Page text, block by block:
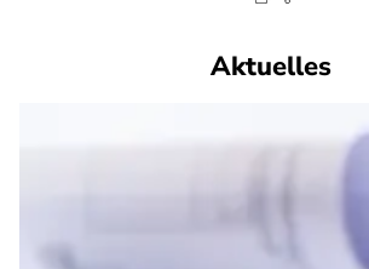
Aktuelles